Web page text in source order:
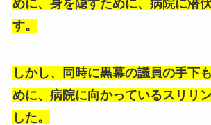
めに、身を隠すために、病院に潜
す。
しかし、同時に黒幕の議員の手下
めに、病院に向かっているスリリ
した。